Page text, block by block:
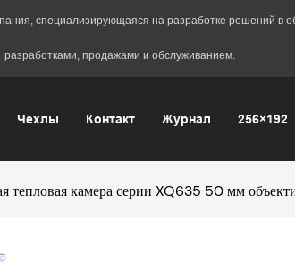
специализирующаяся на разработке решений в
разработками, продажами и обслуживанием.
Чехлы Контакт Журнал 256×192
тепловая камера серии XQ635 50 мм